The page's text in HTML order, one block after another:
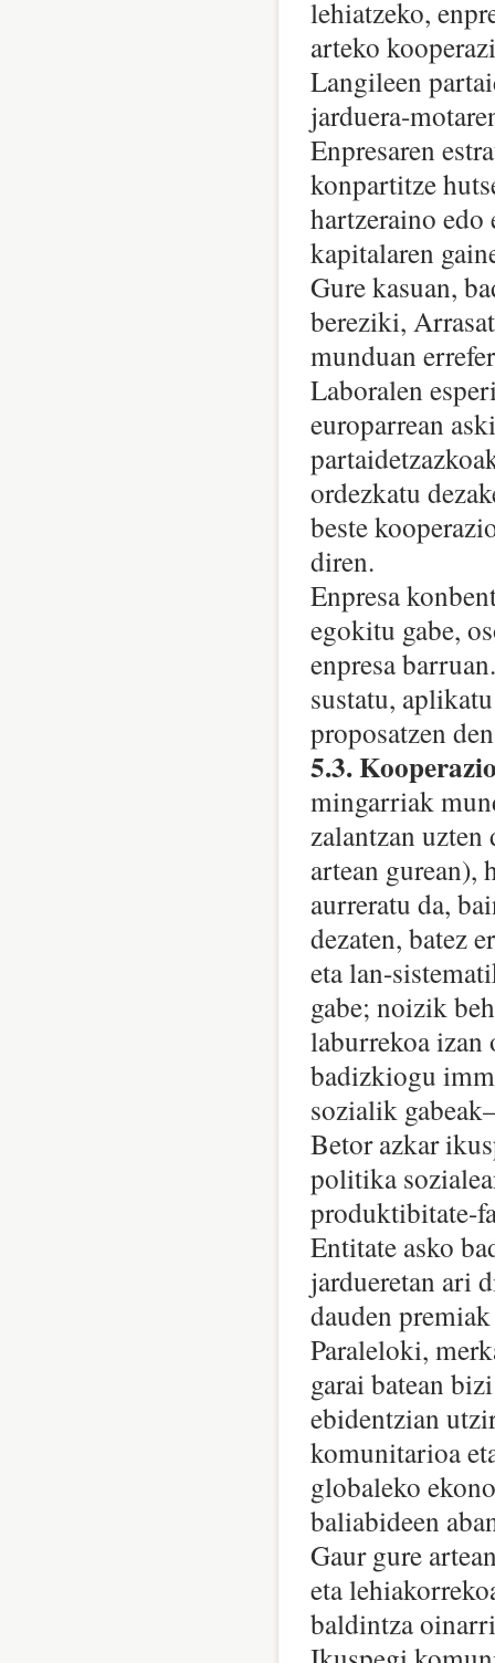
lehiatzeko,
arteko
Langileen
jarduera-
Enpresaren
konpartitze
hartzeraino edo
kapitalaren
Gure kasuan,
bereziki,
munduan
Laboralen
europarrean
ordezkatu
beste
diren.
Enpresa
egokitu gabe,
enpresa
sustatu,
proposatzen
5.3.
mingarriak
zalantzan
artean gurean),
aurreratu da,
dezaten, batez
eta lan-
gabe; noizik
laburrekoa
badizkiogu
sozialik
Betor azkar
politika
produktibitate-
Entitate asko
jardueretan ari
dauden
Paraleloki,
garai batean
ebidentzian
komunitarioa
globaleko
baliabideen
Gaur gure
eta
baldintza